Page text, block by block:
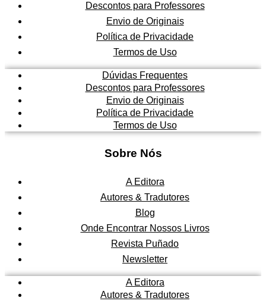
Descontos para Professores
Envio de Originais
Política de Privacidade
Termos de Uso
Dúvidas Frequentes
Descontos para Professores
Envio de Originais
Política de Privacidade
Termos de Uso
Sobre Nós
A Editora
Autores & Tradutores
Blog
Onde Encontrar Nossos Livros
Revista Puñado
Newsletter
A Editora
Autores & Tradutores